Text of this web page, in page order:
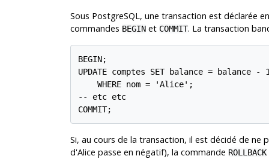
Sous PostgreSQL, une transaction est déclarée
commandes BEGINet COMMIT. La transaction
BEGIN;
UPDATE comptes SET balance = balance -
    WHERE nom = 'Alice';
-- etc etc
COMMIT;
Si, au cours de la transaction, il est décidé de ne
d'Alice passe en négatif), la commande ROLLBACK